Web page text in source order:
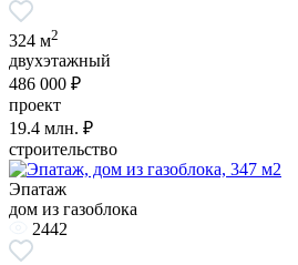
324 м2
двухэтажный
486 000 ₽
проект
19.4 млн. ₽
строительство
Эпатаж
дом из газоблока
2442